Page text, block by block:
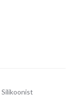
Silikoonist